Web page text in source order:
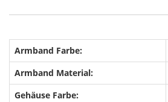
Armband Farbe:
Armband Material:
Gehäuse Farbe: